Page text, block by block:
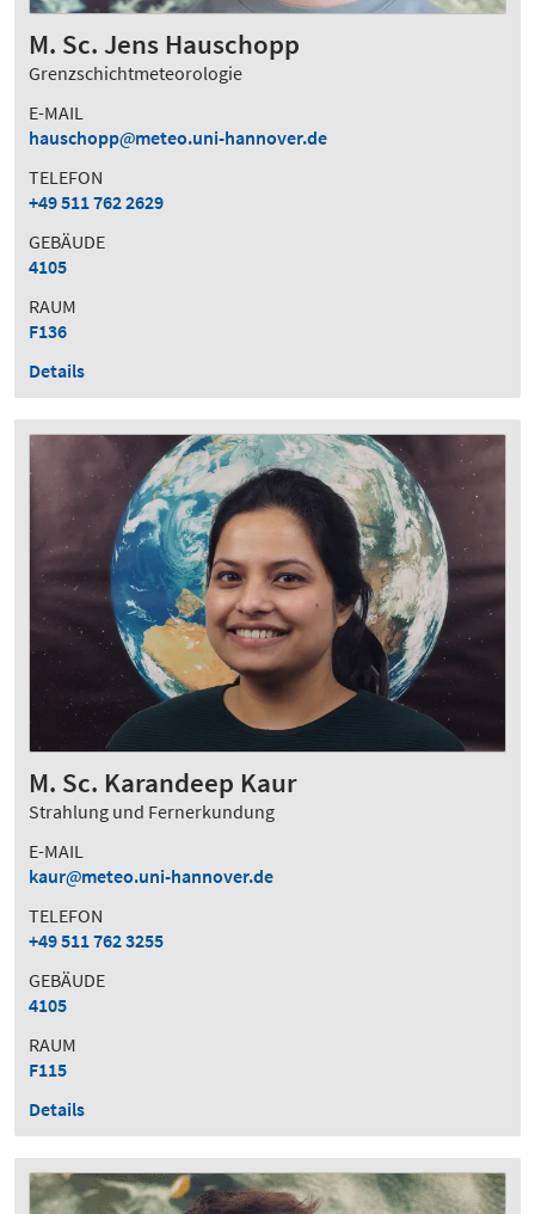
M. Sc. Jens Hauschopp
Grenzschichtmeteorologie
E-MAIL
hauschopp
meteo.uni-hannover.de
TELEFON
+49 511 762 2629
GEBÄUDE
4105
RAUM
F136
Details
M. Sc. Karandeep Kaur
Strahlung und Fernerkundung
E-MAIL
kaur
meteo.uni-hannover.de
TELEFON
+49 511 762 3255
GEBÄUDE
4105
RAUM
F115
Details